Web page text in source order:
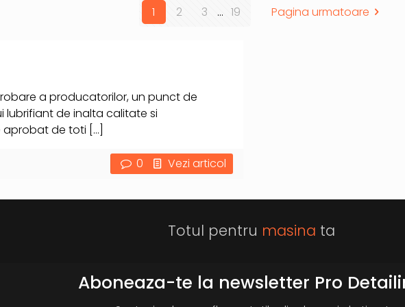
1 2 3 ... 19 Pagina urmatoare
a producatorilor, un punct de
lubrifiant de inalta calitate si
aprobat de toti […]
0 Vezi articol
Totul pentru masina ta
Aboneaza-te la newsletter Pro